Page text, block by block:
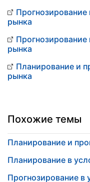
Прогнозирование
рынка
Прогнозирование
рынка
Планирование и
рынка
Похожие темы
Планирование и
Планирование в
Прогнозирование в